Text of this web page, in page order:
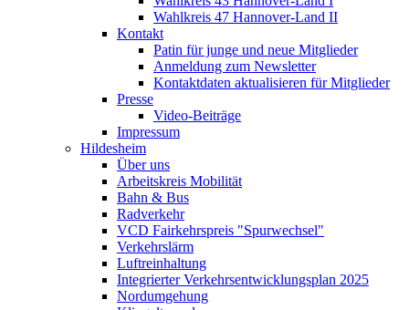
Wahlkreis 47 Hannover-Land II
Kontakt
Patin für junge und neue Mitglieder
Anmeldung zum Newsletter
Kontaktdaten aktualisieren für Mitglieder
Presse
Video-Beiträge
Impressum
Hildesheim
Über uns
Arbeitskreis Mobilität
Bahn & Bus
Radverkehr
VCD Fairkehrspreis "Spurwechsel"
Verkehrslärm
Luftreinhaltung
Integrierter Verkehrsentwicklungsplan 2025
Nordumgehung